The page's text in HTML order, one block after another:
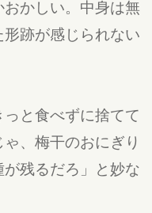
かしい。中身は無
跡が感じられない
と食べずに捨てて
、梅干のおにぎり
残るだろ」と妙な